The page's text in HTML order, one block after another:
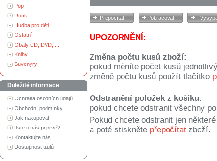
Pop
Rock
Hudba pro děti
Ostatní
Obaly CD, DVD, ...
Knihy
Suvenýry
Důležité informace
Ochrana osobních údajů
Obchodní podmínky
Jak nakupovat
Jste u nás poprvé?
Kontaktujte nás
Dostupnost titulů
UPOZORNĚNÍ:
Změna počtu kusů zboží:
pokud měníte počet kusů
změně počtu kusů použít tlačítko
Odstranění položek z košíku:
pokud chcete odstranit všechny
Pokud chcete odstranit jen
a poté stiskněte přepočítat zboží.